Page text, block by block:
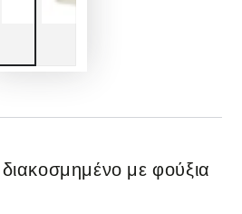
διακοσμημένο με φούξια